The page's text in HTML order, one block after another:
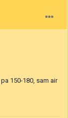
150-180, sam air